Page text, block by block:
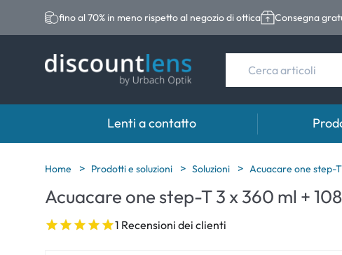
fino al 70% in meno rispetto al negozio di ottica Consegna
Lenti a contatto
Marche
Acuvue
Biotrue
Categoria
Lenti sferiche
Lenti toriche
Marche
Eversee
Home Prodotti e soluzioni Soluzioni Acuacare one step-
Acuacare one step-T 3 x 360 ml +
1 Recensioni dei clienti